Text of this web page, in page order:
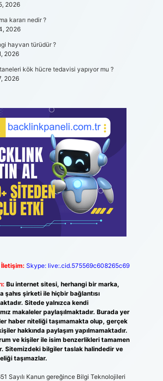
2026
kararı nedir ?
2026
hayvan türüdür ?
2026
kök hücre tedavisi yapıyor mu ?
2026
İletişim: Skype: live:.cid.575569c608265c69
Bu internet sitesi, herhangi bir marka,
şahıs şirketi ile hiçbir bağlantısı
Sitede yalnızca kendi
makaleler paylaşılmaktadır. Burada yer
haber niteliği taşımamakta olup, gerçek
hakkında paylaşım yapılmamaktadır.
ve kişiler ile isim benzerlikleri tamamen
Sitemizdeki bilgiler taslak halindedir ve
taşımazlar.
Sayılı Kanun gereğince Bilgi Teknolojileri